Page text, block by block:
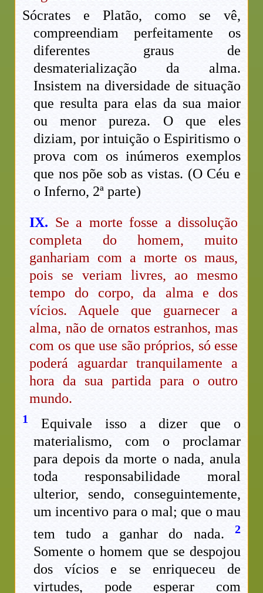
Sócrates e Platão, como se vê,
compreendiam perfeitamente os
diferentes graus de
desmaterialização da alma.
Insistem na diversidade de situação
que resulta para elas da sua maior
ou menor pureza. O que eles
diziam, por intuição o Espiritismo o
prova com os inúmeros exemplos
que nos põe sob as vistas. (O Céu e
o Inferno, 2ª parte)
IX. Se a morte fosse a dissolução
completa do homem, muito
ganhariam com a morte os maus,
pois se veriam livres, ao mesmo
tempo do corpo, da alma e dos
vícios. Aquele que guarnecer a
alma, não de ornatos estranhos, mas
com os que use são próprios, só esse
poderá aguardar tranquilamente a
hora da sua partida para o outro
mundo.
1
Equivale isso a dizer que o
materialismo, com o proclamar
para depois da morte o nada, anula
toda responsabilidade moral
ulterior, sendo, conseguintemente,
um incentivo para o mal; que o mau
tem tudo a ganhar do nada. 2
Somente o homem que se despojou
dos vícios e se enriqueceu de
virtudes, pode esperar com